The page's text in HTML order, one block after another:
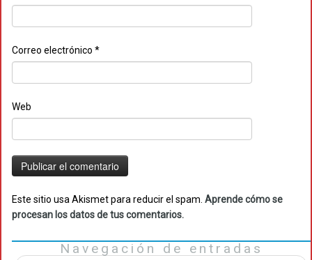
Correo electrónico *
Web
Este sitio usa Akismet para reducir el spam. Aprende cómo se
procesan los datos de tus comentarios.
Navegación de entradas